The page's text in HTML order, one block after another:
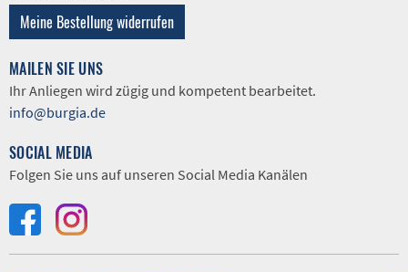
Meine Bestellung widerrufen
MAILEN SIE UNS
Ihr Anliegen wird zügig und kompetent bearbeitet.
info@burgia.de
SOCIAL MEDIA
Folgen Sie uns auf unseren Social Media Kanälen